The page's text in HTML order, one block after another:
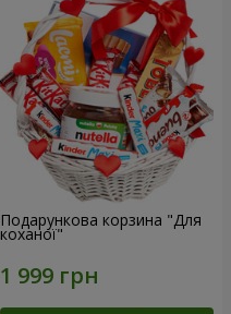
Подарункова корзина "Для
коханої"